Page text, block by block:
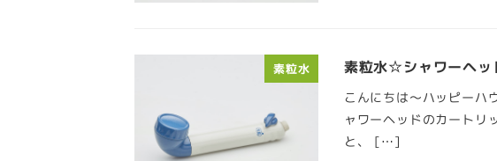
素粒水 素粒水☆シャワーヘッ
こんにちは～ハッピーハ
ャワーヘッドのカートリ
と、 […]